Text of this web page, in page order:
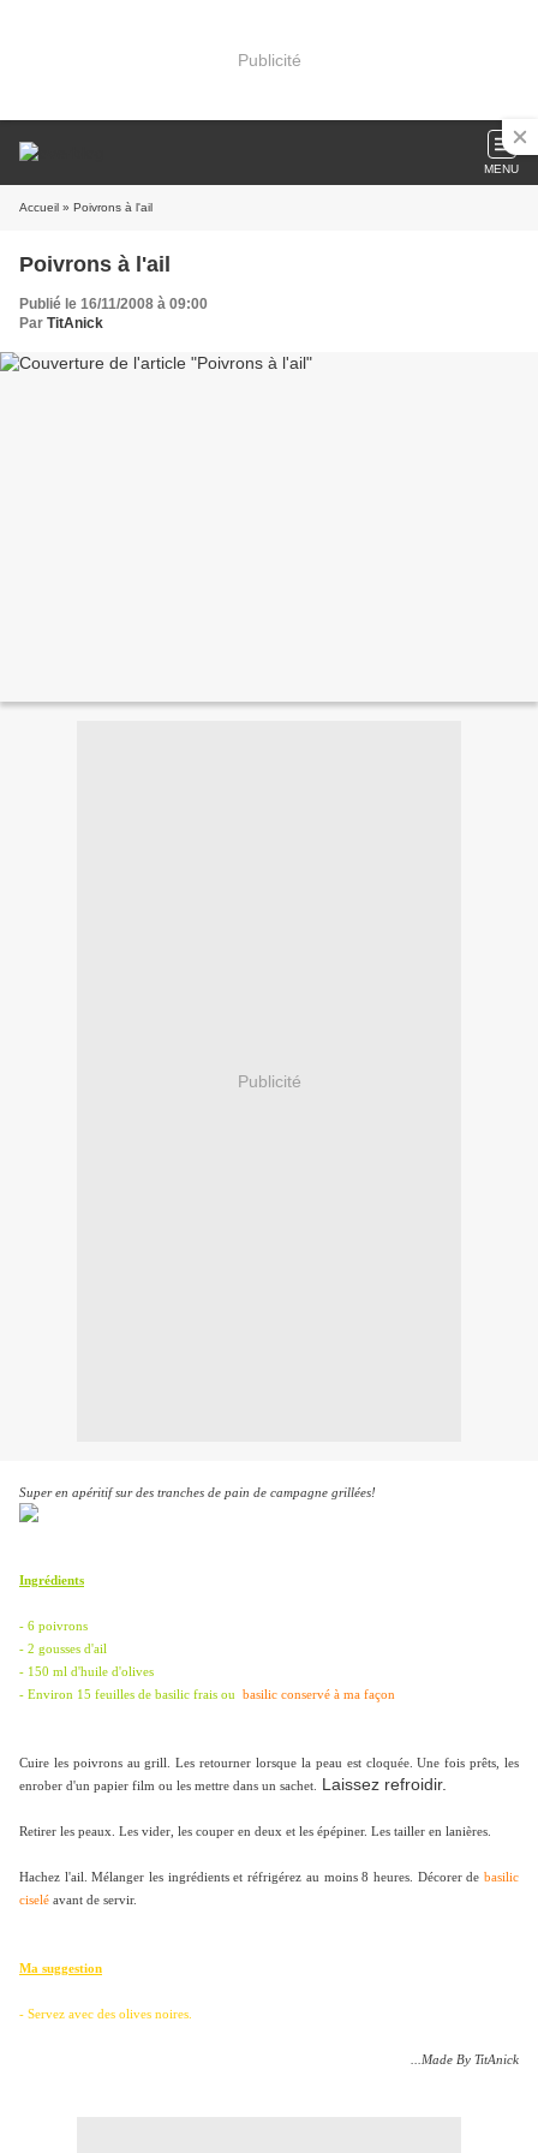
Publicité
MENU
Accueil » Poivrons à l'ail
Poivrons à l'ail
Publié le 16/11/2008 à 09:00
Par TitAnick
Publicité
Super en apéritif sur des tranches de pain de campagne grillées!
Ingrédients
- 6 poivrons
- 2 gousses d'ail
- 150 ml d'huile d'olives
- Environ 15 feuilles de basilic frais ou basilic conservé à ma façon
Cuire les poivrons au grill. Les retourner lorsque la peau est cloquée. Une fois prêts, les
enrober d'un papier film ou les mettre dans un sachet.
Laissez refroidir.
Retirer les peaux. Les vider, les couper en deux et les épépiner. Les tailler en lanières.
Hachez l'ail. Mélanger les ingrédients et réfrigérez au moins 8 heures. Décorer de basilic
ciselé avant de servir.
Ma suggestion
- Servez avec des olives noires.
...Made By TitAnick